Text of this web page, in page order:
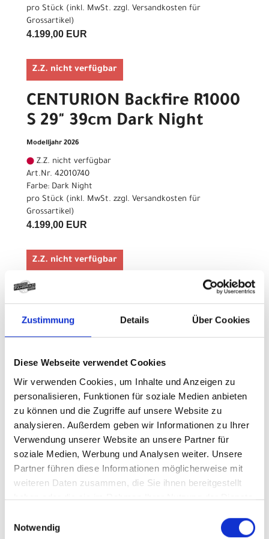
Zustimmung Details Über Cookies
Diese Webseite verwendet Cookies
Wir verwenden Cookies, um Inhalte und Anzeigen zu
personalisieren, Funktionen für soziale Medien anbieten
zu können und die Zugriffe auf unsere Website zu
analysieren. Außerdem geben wir Informationen zu Ihrer
Verwendung unserer Website an unsere Partner für
soziale Medien, Werbung und Analysen weiter. Unsere
Partner führen diese Informationen möglicherweise mit
weiteren Daten zusammen, die Sie ihnen bereitgestellt
haben oder die sie im Rahmen Ihrer Nutzung der Dienste
Notwendig
pro Stück (inkl. MwSt. zzgl. Versandkosten für
Grossartikel)
4.199,00 EUR
Z.Z. nicht verfügbar
CENTURION Backfire R1000
S 29" 39cm Dark Night
Modelljahr 2026
Z.Z. nicht verfügbar
Art.Nr. 42010740
Farbe: Dark Night
pro Stück (inkl. MwSt. zzgl. Versandkosten für
Grossartikel)
4.199,00 EUR
Z.Z. nicht verfügbar
CENTURION Backfire R1000
S 29" 39cm Dark Night
Art.Nr. 42010745
Farbe: Dark Night
Grossartikel)
3.999,00 EUR
Z.Z. nicht verfügbar
CENTURION Backfire R1000
M 29" 42cm Dark Night
Modelljahr 2026